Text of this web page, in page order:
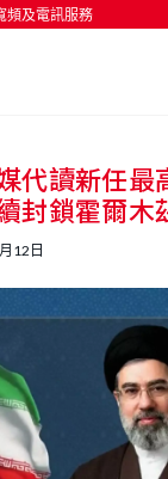
頻及電訊服務
按輸入鍵開始搜尋
代讀新任最
封鎖霍爾木
12日